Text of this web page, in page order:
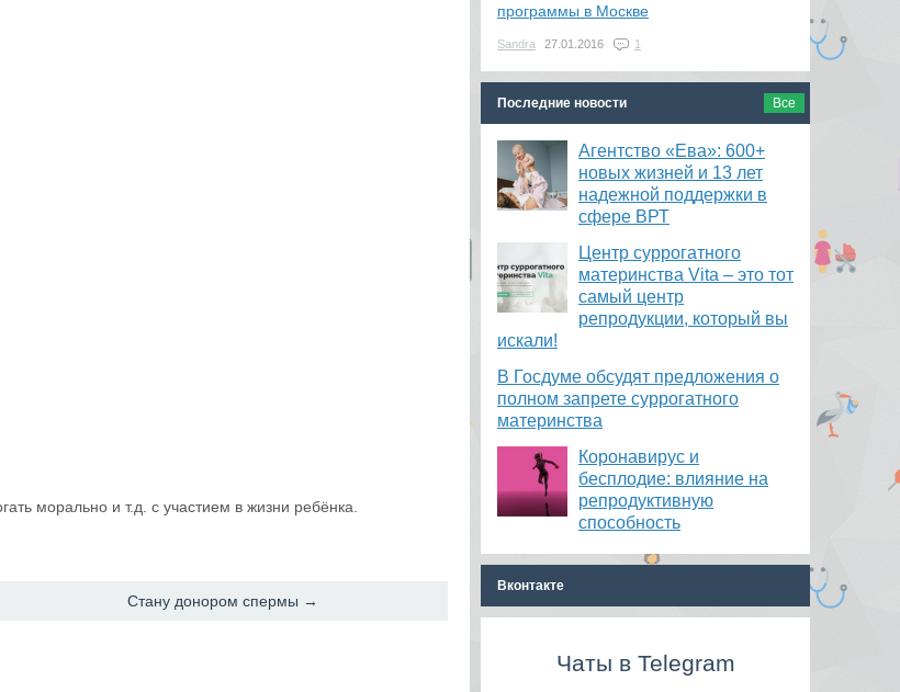
морально и т.д. с участием в жизни ребёнка.
Стану донором спермы →
программы в Москве
Sandra 27.01.2016 1
Последние новости Все
Агентство «Ева»: 600+
новых жизней и 13 лет
надежной поддержки в
сфере ВРТ
​Центр суррогатного
материнства Vita – это тот
самый центр
репродукции, который вы
искали!
В Госдуме обсудят предложения о
полном запрете суррогатного
материнства
Коронавирус и
бесплодие: влияние на
репродуктивную
способность
Вконтакте
Чаты в Telegram